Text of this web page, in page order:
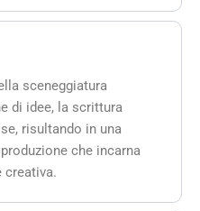
sceneggiatura
di idee, la scrittura
risultando in una
che incarna
creativa.